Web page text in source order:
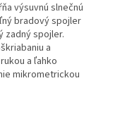
výsuvnú slnečnú
bradový spojler
zadný spojler.
a
a ľahko
mikrometrickou